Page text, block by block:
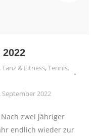
Tanz & Fitness, Tennis,
September 2022
zwei jähriger
endlich wieder zur